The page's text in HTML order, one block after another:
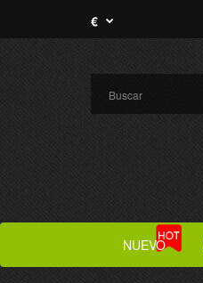
€
NUEVO